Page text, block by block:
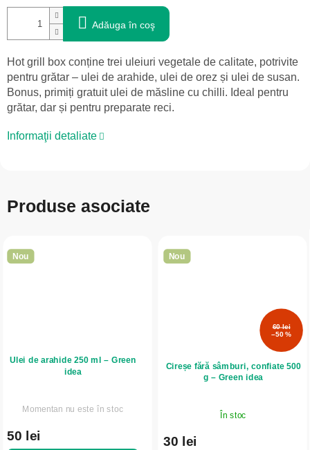
Adăuga în coş
Hot grill box conține trei uleiuri vegetale de calitate, potrivite
pentru grătar – ulei de arahide, ulei de orez și ulei de susan.
Bonus, primiți gratuit ulei de măsline cu chilli. Ideal pentru
grătar, dar și pentru preparate reci.
Informaţii detaliate
Produse asociate
Nou
Ulei de arahide 250 ml – Green
idea
Momentan nu este în stoc
50 lei
Nou
60 lei
–50 %
Cireșe fără sâmburi, confiate 500
g – Green idea
În stoc
30 lei